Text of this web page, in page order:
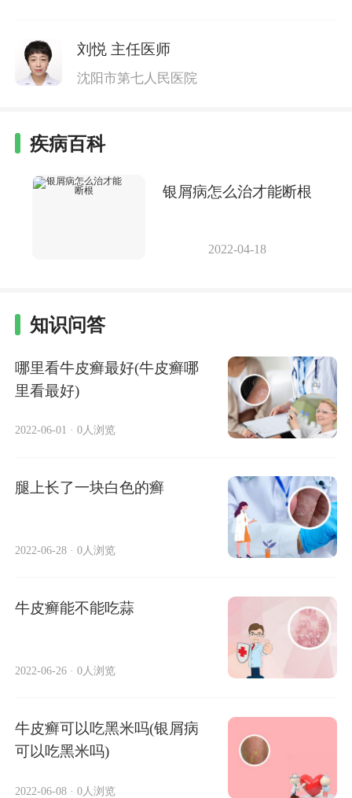
刘悦 主任医师
沈阳市第七人民医院
疾病百科
银屑病怎么治才能断根
2022-04-18
知识问答
哪里看牛皮癣最好(牛皮癣哪
里看最好)
2022-06-01 · 0人浏览
腿上长了一块白色的癣
2022-06-28 · 0人浏览
牛皮癣能不能吃蒜
2022-06-26 · 0人浏览
牛皮癣可以吃黑米吗(银屑病
可以吃黑米吗)
2022-06-08 · 0人浏览